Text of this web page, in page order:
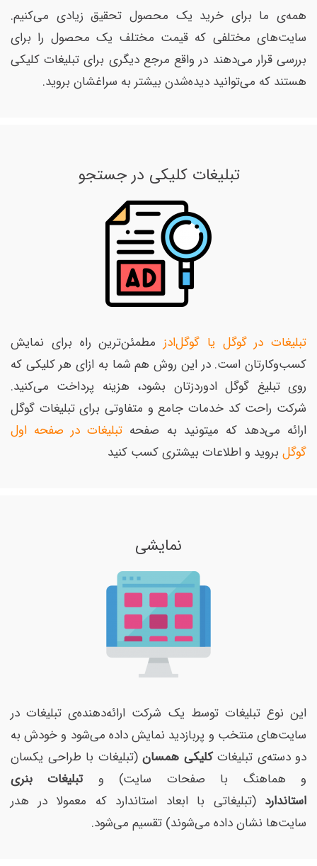
همه‌ی ما برای خرید یک محصول تحقیق زیادی می‌کنیم.
سایت‌های مختلفی که قیمت مختلف یک محصول را برای
بررسی قرار می‌دهند در واقع مرجع دیگری برای تبلیغات کلیکی
هستند که می‌توانید دیده‌شدن بیشتر به سراغشان بروید.
تبلیغات کلیکی در جستجو
تبلیغات در گوگل یا گوگل‌ادزمطمئن‌ترین راه برای نمایش
کسب‌وکارتان است. در این روش هم شما به ازای هر کلیکی که
روی تبلیغ گوگل ادوردزتان بشود، هزینه پرداخت می‌کنید.
شرکت راحت کد خدمات جامع و متفاوتی برای تبلیغات گوگل
ارائه می‌دهد که میتونید به صفحه تبلیغات در صفحه اول
گوگلبروید و اطلاعات بیشتری کسب کنید
نمایشی
این نوع تبلیغات توسط یک شرکت ارائه‌دهنده‌ی تبلیغات در
سایت‌های منتخب و پربازدید نمایش داده می‌شود و خودش به
دو دسته‌ی تبلیغاتکلیکی همسان(تبلیغات با طراحی یکسان
و هماهنگ با صفحات سایت) و
تبلیغات بنری
استاندارد(تبلیغاتی با ابعاد استاندارد که معمولا در هدر
سایت‌ها نشان داده می‌شوند) تقسیم می‌شود.